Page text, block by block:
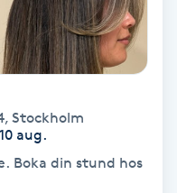
, Stockholm
aug.
Boka din stund hos